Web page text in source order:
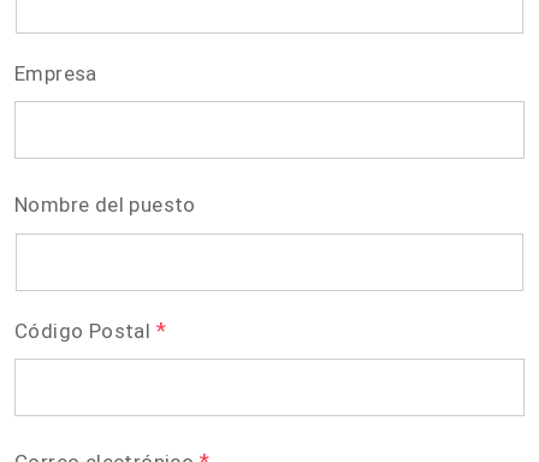
Empresa
Nombre del puesto
Código Postal *